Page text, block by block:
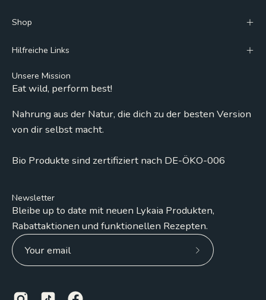
Shop
Hilfreiche Links
Unsere Mission
Eat wild, perform best!
Nahrung aus der Natur, die dich zu der besten Version
von dir selbst macht.
Bio Produkte sind zertifiziert nach DE-ÖKO-006
Newsletter
Bleibe up to date mit neuen Lykaia Produkten,
Rabattaktionen und funktionellen Rezepten.
Subscribe